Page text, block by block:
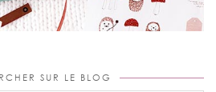
SUR LE BLOG